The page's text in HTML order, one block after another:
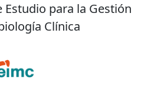
Estudio para la Gestión
Clínica